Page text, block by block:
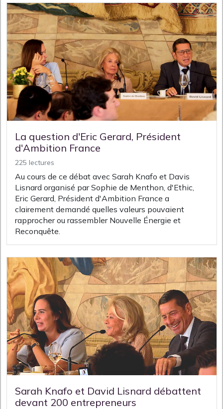
La question d'Eric Gerard, Président
d'Ambition France
225 lectures
Au cours de ce débat avec Sarah Knafo et Davis
Lisnard organisé par Sophie de Menthon, d'Ethic,
Eric Gerard, Président d'Ambition France a
clairement demandé quelles valeurs pouvaient
rapprocher ou rassembler Nouvelle Énergie et
Reconquête.
Sarah Knafo et David Lisnard débattent
devant 200 entrepreneurs